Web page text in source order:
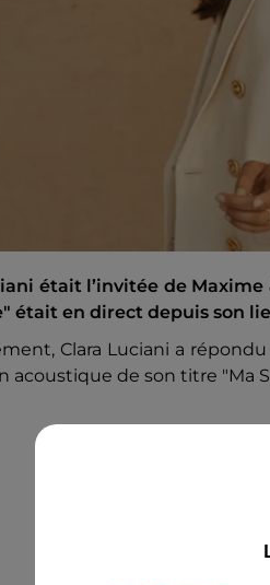
était l’invitée de
était en direct depuis son
Clara Luciani a
acoustique de son titre "Ma